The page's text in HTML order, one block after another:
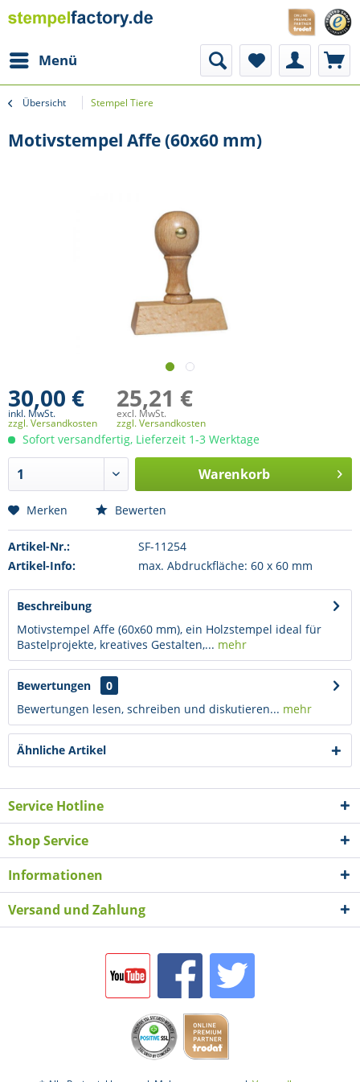
Menü
Übersicht Stempel Tiere
Motivstempel Affe (60x60 mm)
30,00 €
inkl. MwSt.
zzgl. Versandkosten
25,21 €
excl. MwSt.
zzgl. Versandkosten
Sofort versandfertig, Lieferzeit 1-3 Werktage
Warenkorb
Merken Bewerten
Artikel-Nr.:
SF-11254
Artikel-Info:
max. Abdruckfläche: 60 x 60 mm
Beschreibung
Motivstempel Affe (60x60 mm), ein Holzstempel ideal für
Bastelprojekte, kreatives Gestalten,... mehr
Bewertungen
0
Bewertungen lesen, schreiben und diskutieren... mehr
Ähnliche Artikel
Service Hotline
Shop Service
Informationen
Versand und Zahlung